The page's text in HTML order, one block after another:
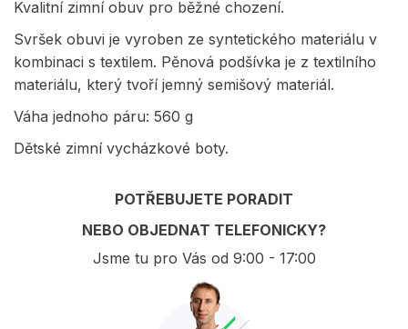
Kvalitní zimní obuv pro běžné chození.
Svršek obuvi je vyroben ze syntetického materiálu v
kombinaci s textilem. Pěnová podšívka je z textilního
materiálu, který tvoří jemný semišový materiál.
Váha jednoho páru: 560 g
Dětské zimní vycházkové boty.
POTŘEBUJETE PORADIT
NEBO OBJEDNAT TELEFONICKY?
Jsme tu pro Vás od 9:00 - 17:00